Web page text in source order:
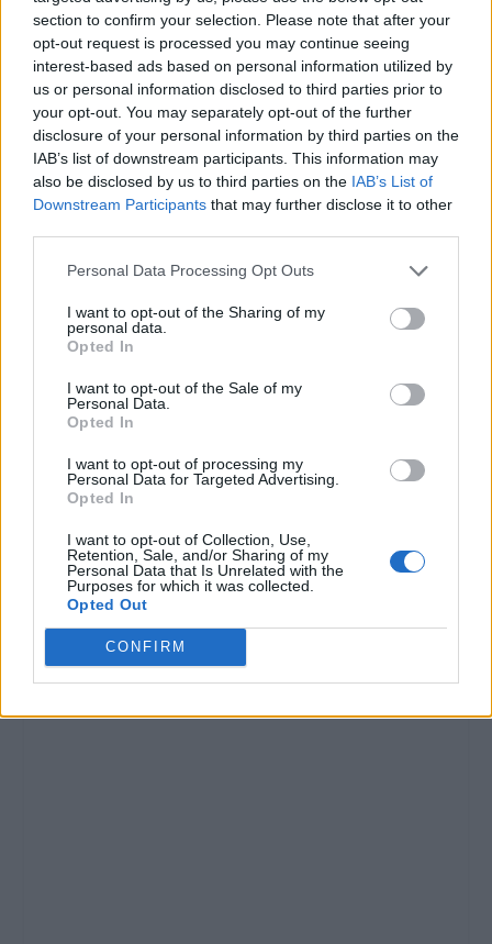
section to confirm your selection. Please note that after your
opt-out request is processed you may continue seeing
interest-based ads based on personal information utilized by
us or personal information disclosed to third parties prior to
your opt-out. You may separately opt-out of the further
disclosure of your personal information by third parties on the
IAB’s list of downstream participants. This information may
also be disclosed by us to third parties on the IAB’s List of
Downstream Participants that may further disclose it to other
Personal Data Processing Opt Outs
I want to opt-out of the Sharing of my
personal data.
Opted In
I want to opt-out of the Sale of my
Personal Data.
Opted In
I want to opt-out of processing my
Personal Data for Targeted Advertising.
Opted In
I want to opt-out of Collection, Use,
Retention, Sale, and/or Sharing of my
Personal Data that Is Unrelated with the
Purposes for which it was collected.
Opted Out
CONFIRM